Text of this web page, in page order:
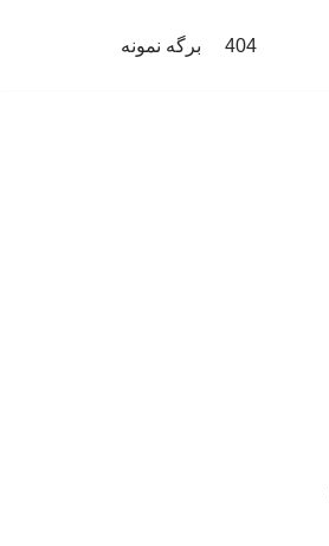
404 برگه نمونه